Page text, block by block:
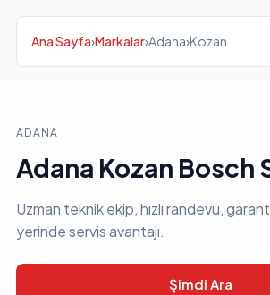
Ana Sayfa›Markalar›Adana›Kozan
ADANA
Adana Kozan Bosch
Uzman teknik ekip, hızlı randevu,
yerinde servis avantajı.
Şimdi Ara